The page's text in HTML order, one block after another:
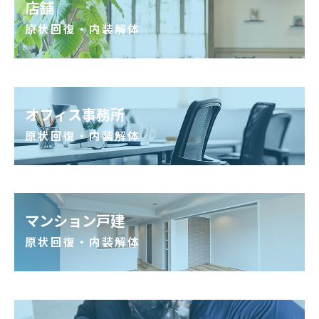
店舗
原状回復・内装解体
オフィス事務所
原状回復・内装解体
マンション戸建
原状回復・内装解体